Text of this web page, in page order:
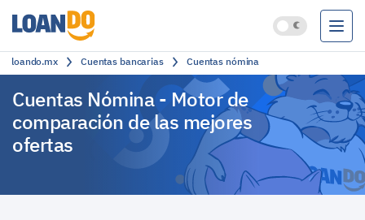
Préstamos
Créditos
Cuentas bancarias
Clasificación
loando.mx Cuentas bancarias Cuentas nómina
Cuentas Nómina- Motor de
comparación de las mejores
ofertas